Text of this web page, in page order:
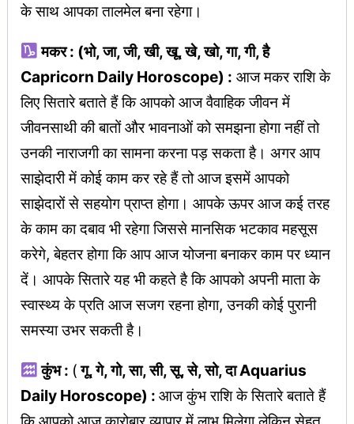
के साथ आपका तालमेल बना रहेगा।
मकर : (भो, जा, जी, खी, खू, खे, खो, गा, गी, है
Capricorn Daily Horoscope) : आज मकर राशि के
लिए सितारे बताते हैं कि आपको आज वैवाहिक जीवन में
जीवनसाथी की बातों और भावनाओं को समझना होगा नहीं तो
उनकी नाराजगी का सामना करना पड़ सकता है। अगर आप
साझेदारी में कोई काम कर रहे हैं तो आज इसमें आपको
साझेदारों से सहयोग प्राप्त होगा। आपके ऊपर आज कई तरह
के काम का दबाव भी रहेगा जिससे मानसिक भटकाव महसूस
करेगे, बेहतर होगा कि आप आज योजना बनाकर काम पर ध्यान
दें। आपके सितारे यह भी कहते है कि आपको अपनी माता के
स्वास्थ्य के प्रति आज सजग रहना होगा, उनकी कोई पुरानी
समस्या उभर सकती है।
कुंभ : (गू, गे, गो, सा, सी, सू, से, सो, दा Aquarius
Daily Horoscope) : आज कुंभ राशि के सितारे बताते हैं